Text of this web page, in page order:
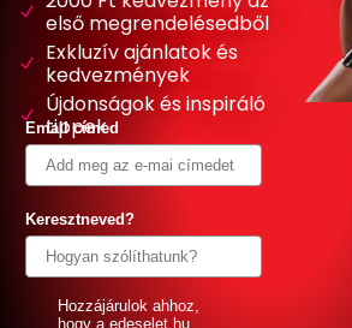
első megrendelésedből
Exkluzív ajánlatok és
kedvezmények
Újdonságok és inspiráló
tippek
Email címed
Keresztneved?
GDPRHozzájárulok ahhoz,
hogy a edeselet.hu